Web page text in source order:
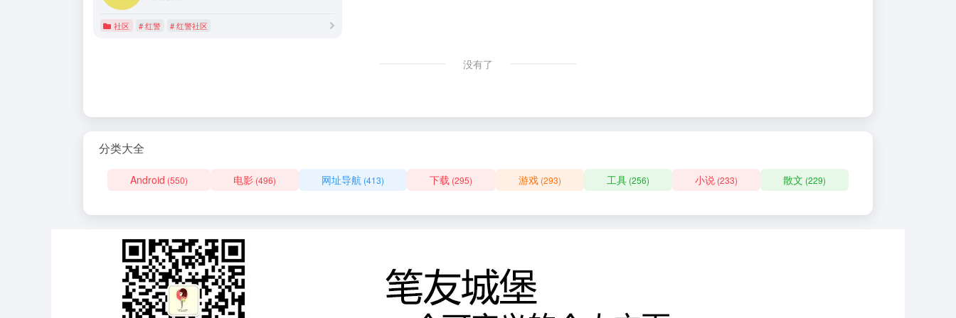
社区 # 红警 # 红警社区
没有了
分类大全
Android (550) 电影 (496) 网址导航 (413) 下载 (295) 游戏(293) 工具(256) 小说(233) 散文 (229)